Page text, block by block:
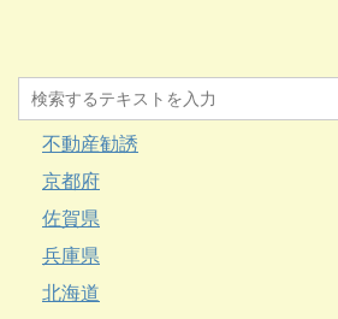
不動産勧誘
京都府
佐賀県
兵庫県
北海道